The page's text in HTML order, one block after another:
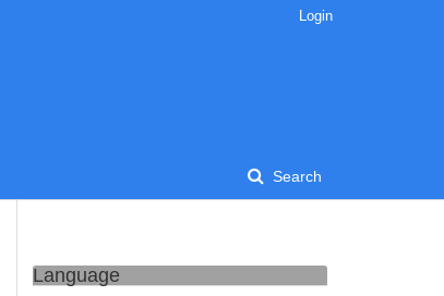
Search
Login
Language